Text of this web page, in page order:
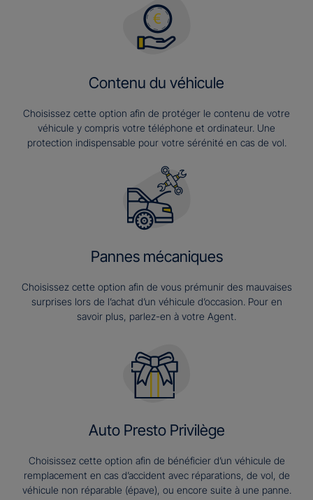
Contenu du véhicule
Choisissez cette option afin de protéger le contenu de votre
véhicule y compris votre téléphone et ordinateur. Une
protection indispensable pour votre sérénité en cas de vol.
Pannes mécaniques
Choisissez cette option afin de vous prémunir des mauvaises
surprises lors de l’achat d’un véhicule d’occasion. Pour en
savoir plus, parlez-en à votre Agent.
Auto Presto Privilège
Choisissez cette option afin de bénéficier d’un véhicule de
remplacement en cas d’accident avec réparations, de vol, de
véhicule non réparable (épave), ou encore suite à une panne.